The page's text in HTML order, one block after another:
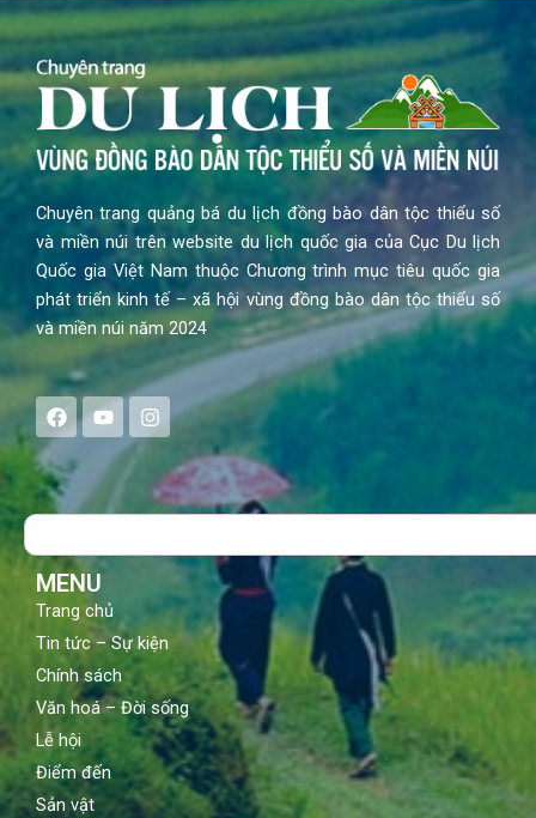
Chuyên trang quảng bá du lịch đồng bào dân tộc thiểu số
và miền núi trên website du lịch quốc gia của Cục Du lịch
Quốc gia Việt Nam thuộc Chương trình mục tiêu quốc gia
phát triển kinh tế – xã hội vùng đồng bào dân tộc thiểu số
và miền núi năm 2024
F
a
e
b
o
Y
o
t
u
b
I
n
s
a
g
Search
MENU
Trang chủ
Tin tức – Sự kiện
Chính sách
Văn hoá – Đời sống
Lễ hội
Điểm đến
Sản vật